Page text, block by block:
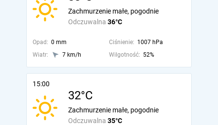
Odczuwalna 36°C
Zachmurzenie małe, pogodnie
Opad: 0 mm Ciśnienie: 1007 hPa
Wiatr:
7 km/h Wilgotność: 52%
15:00
32°C
Odczuwalna 35°C
Zachmurzenie małe, pogodnie